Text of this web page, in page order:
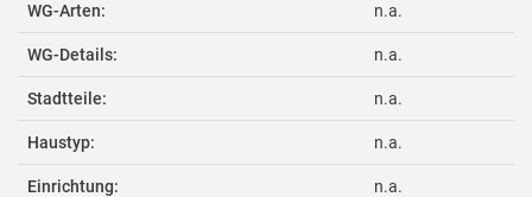
WG-Arten: n.a.
WG-Details: n.a.
Stadtteile: n.a.
Haustyp: n.a.
Einrichtung: n.a.